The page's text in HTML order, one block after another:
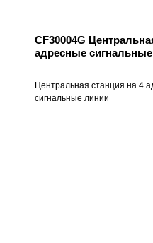
CF30004G
адресные
Центральная станция на 4
сигнальные линии